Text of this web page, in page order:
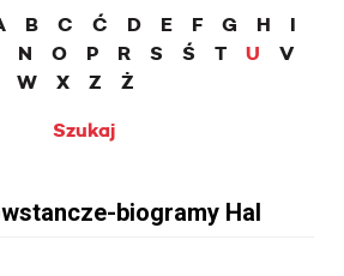
B C Ć D E F G H
I
N O P R S Ś T U
V
W
X Z
Ż
Szukaj